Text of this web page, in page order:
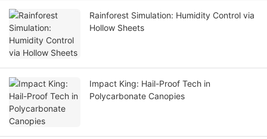
Rainforest Simulation: Humidity Control via
Hollow Sheets
Impact King: Hail-Proof Tech in
Polycarbonate Canopies